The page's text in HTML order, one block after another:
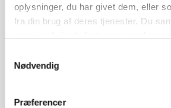
oplysninger, du har givet dem, eller
fra din brug af deres tjenester. Du
Nødvendig
Præferencer